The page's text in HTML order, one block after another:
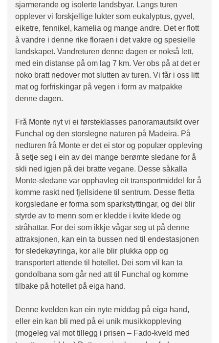
sjarmerande og isolerte landsbyar. Langs turen
opplever vi forskjellige lukter som eukalyptus, gyvel,
eiketre, fennikel, kamelia og mange andre. Det er flott
å vandre i denne rike floraen i det vakre og spesielle
landskapet. Vandreturen denne dagen er nokså lett,
med ein distanse på om lag 7 km. Ver obs på at det er
noko bratt nedover mot slutten av turen. Vi får i oss litt
mat og forfriskingar på vegen i form av matpakke
denne dagen.
Frå Monte nyt vi ei førsteklasses panoramautsikt over
Funchal og den storslegne naturen på Madeira. På
nedturen frå Monte er det ei stor og populær oppleving
å setje seg i ein av dei mange berømte sledane for å
skli ned igjen på dei bratte vegane. Desse såkalla
Monte-sledane var opphavleg eit transportmiddel for å
komme raskt ned fjellsidene til sentrum. Desse fletta
korgsledane er forma som sparkstyttingar, og dei blir
styrde av to menn som er kledde i kvite klede og
stråhattar. For dei som ikkje vågar seg ut på denne
attraksjonen, kan ein ta bussen ned til endestasjonen
for sledekøyringa, kor alle blir plukka opp og
transportert attende til hotellet. Dei som vil kan ta
gondolbana som går ned att til Funchal og komme
tilbake på hotellet på eiga hand.
Denne kvelden kan ein nyte middag på eiga hand,
eller ein kan bli med på ei unik musikkoppleving
(mogeleg val mot tillegg i prisen – Fado-kveld med